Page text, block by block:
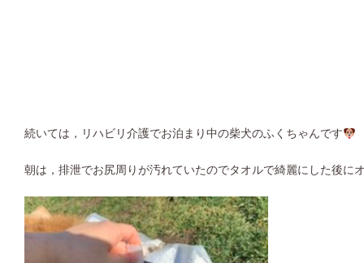
続いては，リハビリ介護でお泊まり中の柴犬のふくちゃんです
朝は，排泄でお尻周りが汚れていたのでタオルで綺麗にした後に